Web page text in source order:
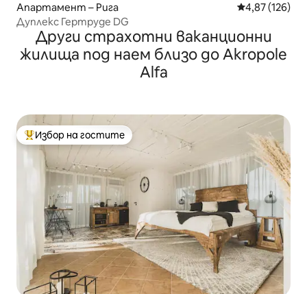
Апартамент – Рига Средна
4,87 (126)
Дуплекс Гертруде DG
Други страхотни ваканционни
жилища под наем близо до Akropole
Alfa
Най-популярен избор на гостите
Избор на гостите